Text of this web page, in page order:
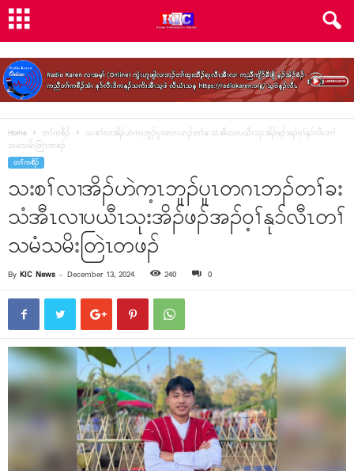
Home တၢ်ကစီၣ်
သးစၢ်လၢအိၣ်ဟဲက့ၤဘူၣ်ပူၤတဂၤဘၣ်တၢ်ခးသံအီၤလၢပယီၤသုးအိၣ်ဖၣ်အၣ်၀့ၢ်နုၥ်လီၤတၢ်
သမံသမိးတြဲၤတဖၣ်
တၢ်ကစီၣ်
သးစၢ်လၢအိၣ်ဟဲက့ၤဘူၣ်ပူၤတဂၤဘၣ်တၢ်ခး
သံအီၤလၢပယီၤသုးအိၣ်ဖၣ်အၣ်၀့ၢ်နုၥ်လီၤတၢ်
သမံသမိးတြဲၤတဖၣ်
By KIC News - December 13, 2024 240 0